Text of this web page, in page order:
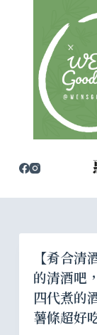
【肴合
的清酒吧
四代煮的
薯條超好